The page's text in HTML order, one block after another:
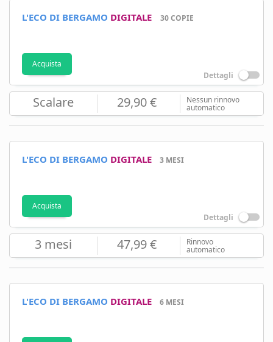
L'ECO DI BERGAMO DIGITALE 30 COPIE
Acquista
Dettagli
Scalare 29,90 € Nessun rinnovo
automatico
L'ECO DI BERGAMO DIGITALE 3 MESI
Acquista
Dettagli
3 mesi 47,99 € Rinnovo
automatico
L'ECO DI BERGAMO DIGITALE 6 MESI